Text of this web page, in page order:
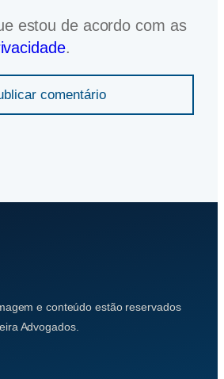
estou de acordo com as
.
comentário
e conteúdo estão reservados
Advogados.